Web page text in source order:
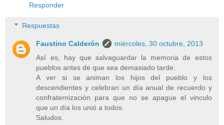
Responder
Respuestas
Faustino Calderón
miércoles, 30 octubre, 2013
Así es, hay que salvaguardar la memoria de estos
pueblos antes de que sea demasiado tarde.
A ver si se animan los hijos del pueblo y los
descendientes y celebran un día anual de recuerdo y
confraternización para que no se apague el vinculo
que un día los unió a todos.
Saludos.